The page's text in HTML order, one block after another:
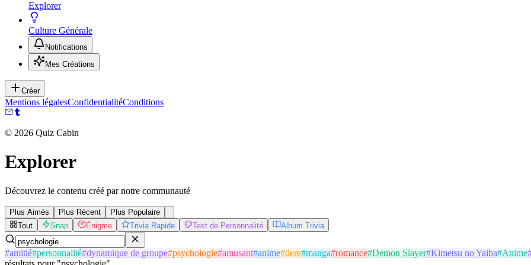
Explorer
Culture Générale
Notifications
Mes Créations
Créer
Mentions légalesConfidentialitéConditions
© 2026 Quiz Cabin
Explorer
Découvrez le contenu créé par notre communauté
Plus Aimés Plus Récent
Plus Populaire
Tout
Snap Énigme Trivia Rapide Test de Personnalité Album Trivia
#amitié#personnalité#dynamique de groupe#psychologie#amusant#anime#dere#manga#romance#Demon Slayer#Kimetsu no Yaiba#Anime